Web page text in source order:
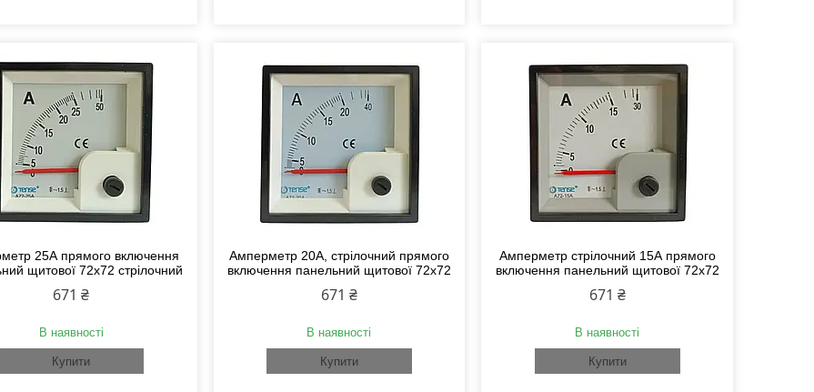
25А прямого включення
щитової 72х72 стрілочний
671 ₴
В наявності
Купити
Амперметр 20А, стрілочний прямого
включення панельний щитової 72х72
671 ₴
В наявності
Купити
Амперметр стрілочний 15А прямого
включення панельний щитової 72х72
671 ₴
В наявності
Купити